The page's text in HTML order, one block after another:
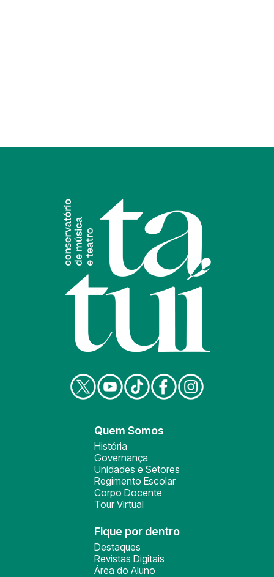
Quem Somos
História
Governança
Unidades e Setores
Regimento Escolar
Corpo Docente
Tour Virtual
Fique por dentro
Destaques
Revistas Digitais
Área do Aluno